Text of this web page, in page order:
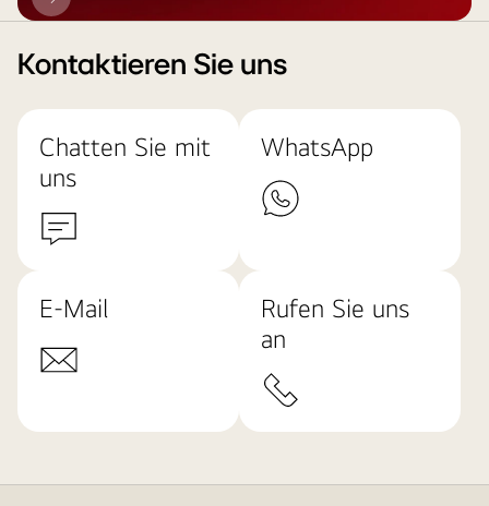
Aktualisieren
Kontaktieren Sie uns
Chatten Sie mit
uns
WhatsApp
E-Mail
Rufen Sie uns
an